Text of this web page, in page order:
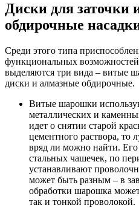
Диски для заточки
обдирочные
Среди этого типа
функциональных возможностей
выделяются три вида – витые
диски и алмазные обдирочные.
Витые шарошки
металлических и
идет о снятии старой
цементного раствора, то
вряд ли можно найти.
стальных чашечек, по
устанавливают
может быть разным – в
обработки шарошка
так и тонкой проволокой.